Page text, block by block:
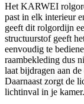
Het KARWEI
past in elk interieur
geeft dit rolgordijn
structuurstof geeft
eenvoudig te
raambekleding dus
laat bijdragen aan
Daarnaast zorgt de
lichtinval in je kamer.